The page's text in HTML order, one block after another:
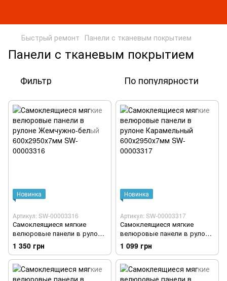
Быстрый ремонт Панели с тканевым покрытием
Панели с тканевым покрытием
Фильтр По популярности
Новинка
Артикул: SW-00003316
Самоклеящиеся мягкие
велюровые панели в рулоне
Жемчужно-белый
600х2950х7мм SW-00003316
1 350 грн
Новинка
Артикул: SW-00003317
Самоклеящиеся мягкие
велюровые панели в рулоне
Карамельный 600х2950х7мм
SW-00003317
1 099 грн